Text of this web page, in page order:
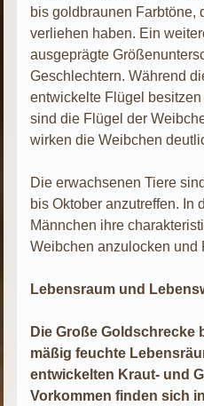
bis goldbraunen Farbtöne,
verliehen haben. Ein
ausgeprägte
Geschlechtern. Während
entwickelte Flügel
sind die Flügel der
wirken die Weibchen
Die erwachsenen Tiere
bis Oktober anzutreffen. In
Männchen ihre
Weibchen anzulocken und
Lebensraum und
Die Große Goldschrecke
mäßig feuchte
entwickelten Kraut- und
Vorkommen finden sich